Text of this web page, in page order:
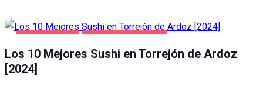
GASTRONOMÍA TORREJÓN DE ARDOZ
Los 10 Mejores Sushi en Torrejón de Ardoz
[2024]